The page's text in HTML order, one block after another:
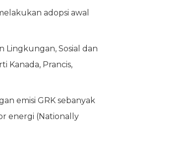
adopsi awal
Lingkungan, Sosial dan
Kanada, Prancis,
emisi GRK sebanyak
energi (Nationally